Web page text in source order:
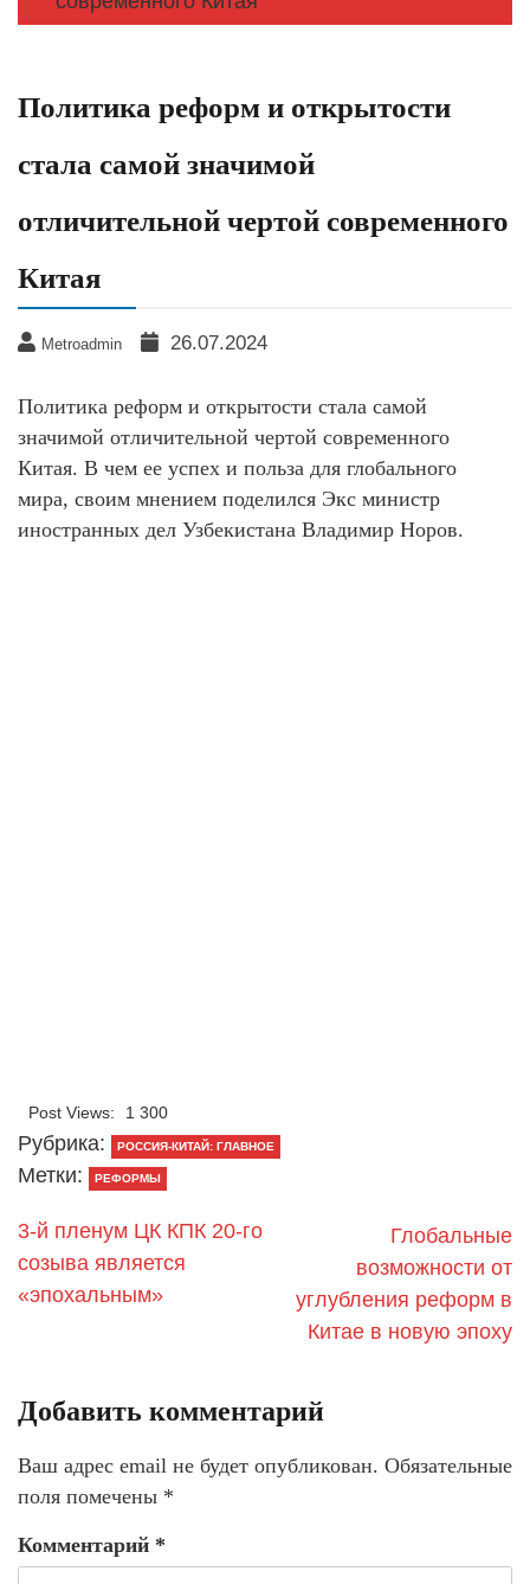
Политика реформ и открытости
стала самой значимой
отличительной чертой современного
Китая
Metroadmin 26.07.2024
Политика реформ и открытости стала самой
значимой отличительной чертой современного
Китая. В чем ее успех и польза для глобального
мира, своим мнением поделился Экс министр
иностранных дел Узбекистана Владимир Норов.
Post Views: 1 300
Рубрика: РОССИЯ-КИТАЙ: ГЛАВНОЕ
Метки: РЕФОРМЫ
3-й пленум ЦК КПК 20-го
созыва является
«эпохальным»
Глобальные
возможности от
углубления реформ в
Китае в новую эпоху
Добавить комментарий
Ваш адрес email не будет опубликован. Обязательные
поля помечены *
Комментарий *